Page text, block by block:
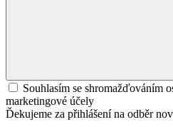
Souhlasím se shromažďováním
marketingové účely
Ďekujeme za přihlášení na odběr